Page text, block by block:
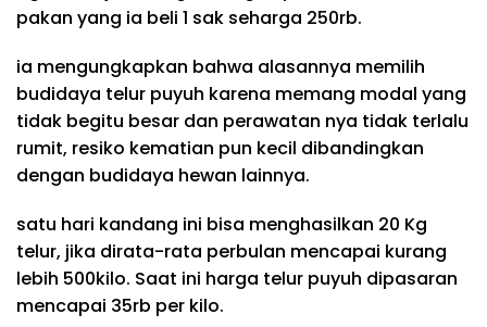
pakan yang ia beli 1 sak seharga 250rb.
ia mengungkapkan bahwa alasannya memilih
budidaya telur puyuh karena memang modal yang
tidak begitu besar dan perawatan nya tidak terlalu
rumit, resiko kematian pun kecil dibandingkan
dengan budidaya hewan lainnya.
satu hari kandang ini bisa menghasilkan 20 Kg
telur, jika dirata-rata perbulan mencapai kurang
lebih 500kilo. Saat ini harga telur puyuh dipasaran
mencapai 35rb per kilo.